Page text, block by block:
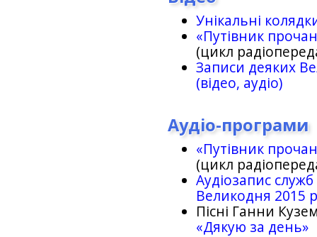
Унікальні
«Путівник
(цикл
Записи деяких
(відео, аудіо)
Аудіо-програми
«Путівник
(цикл
Аудіозапис
Великодня 2015
Пісні Ганни
«Дякую за день»